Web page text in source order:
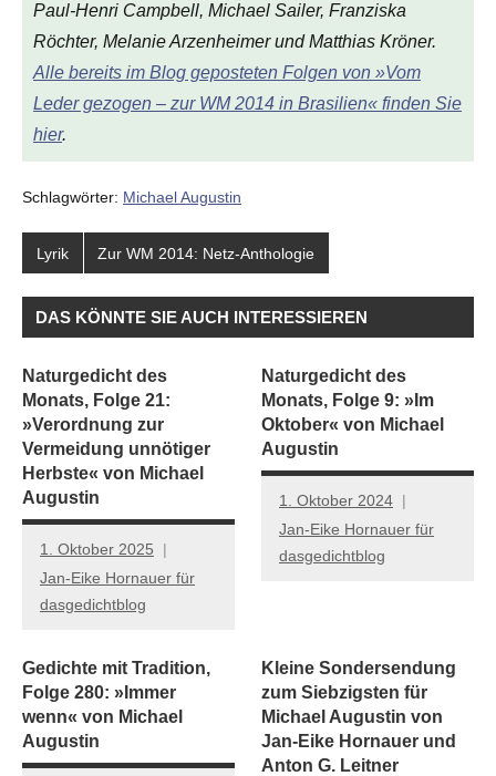
Paul-Henri Campbell, Michael Sailer, Franziska
Röchter, Melanie Arzenheimer und Matthias Kröner.
Alle bereits im Blog geposteten Folgen von »Vom
Leder gezogen – zur WM 2014 in Brasilien« finden Sie
hier.
Schlagwörter: Michael Augustin
Lyrik Zur WM 2014: Netz-Anthologie
DAS KÖNNTE SIE AUCH INTERESSIEREN
Naturgedicht des
Monats, Folge 21:
»Verordnung zur
Vermeidung unnötiger
Herbste« von Michael
Augustin
1. Oktober 2025
Jan-Eike Hornauer für
dasgedichtblog
Naturgedicht des
Monats, Folge 9: »Im
Oktober« von Michael
Augustin
1. Oktober 2024
Jan-Eike Hornauer für
dasgedichtblog
Gedichte mit Tradition,
Folge 280: »Immer
wenn« von Michael
Augustin
Kleine Sondersendung
zum Siebzigsten für
Michael Augustin von
Jan-Eike Hornauer und
Anton G. Leitner